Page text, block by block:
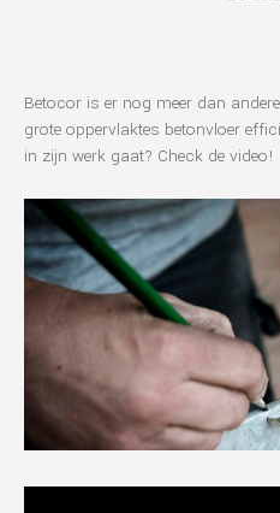
Betocor is er nog meer dan
grote oppervlaktes betonvloer
in zijn werk gaat? Check de video!